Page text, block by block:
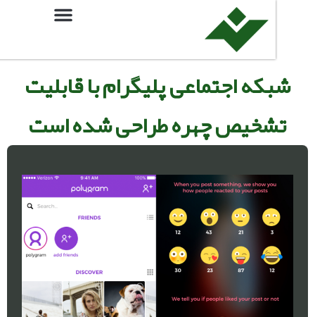
اجتماعی پلیگرام با قابلیت
چهره طراحی شده است